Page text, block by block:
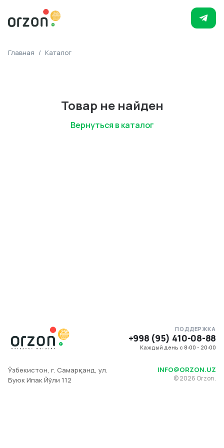
Главная / Каталог
Товар не найден
Вернуться в каталог
ПОДДЕРЖКА
+998 (95) 410-08-88
Каждый день с 8:00 - 20:00
Ўзбекистон, г. Самарқанд, ул.
Буюк Ипак Йўли 112
INFO@ORZON.UZ
©2026 Orzon.